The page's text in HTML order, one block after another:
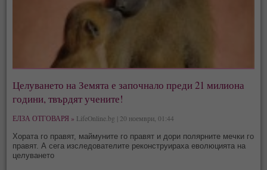
Целуването на Земята е започнало преди 21 милиона
години, твърдят учените!
ЕЛЗА ОТГОВАРЯ » LifeOnline.bg | 20 ноември, 01:44
Хората го правят, маймуните го правят и дори полярните мечки го
правят. А сега изследователите реконструираха еволюцията на
целуването